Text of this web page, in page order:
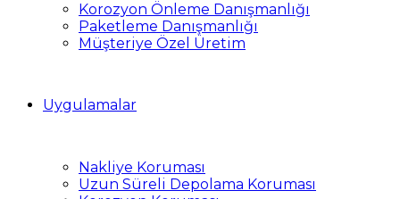
Korozyon Önleme Danışmanlığı
Paketleme Danışmanlığı
Müşteriye Özel Üretim
Uygulamalar
Nakliye Koruması
Uzun Süreli Depolama Koruması